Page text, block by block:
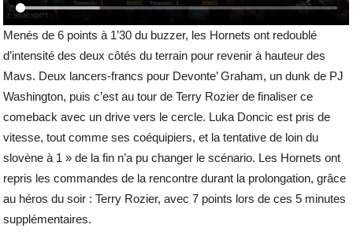
Menés de 6 points à 1’30 du buzzer, les Hornets ont redoublé
d’intensité des deux côtés du terrain pour revenir à hauteur des
Mavs. Deux lancers-francs pour Devonte’ Graham, un dunk de PJ
Washington, puis c’est au tour de Terry Rozier de finaliser ce
comeback avec un drive vers le cercle. Luka Doncic est pris de
vitesse, tout comme ses coéquipiers, et la tentative de loin du
slovène à 1 » de la fin n’a pu changer le scénario. Les Hornets ont
repris les commandes de la rencontre durant la prolongation, grâce
au héros du soir : Terry Rozier, avec 7 points lors de ces 5 minutes
supplémentaires.